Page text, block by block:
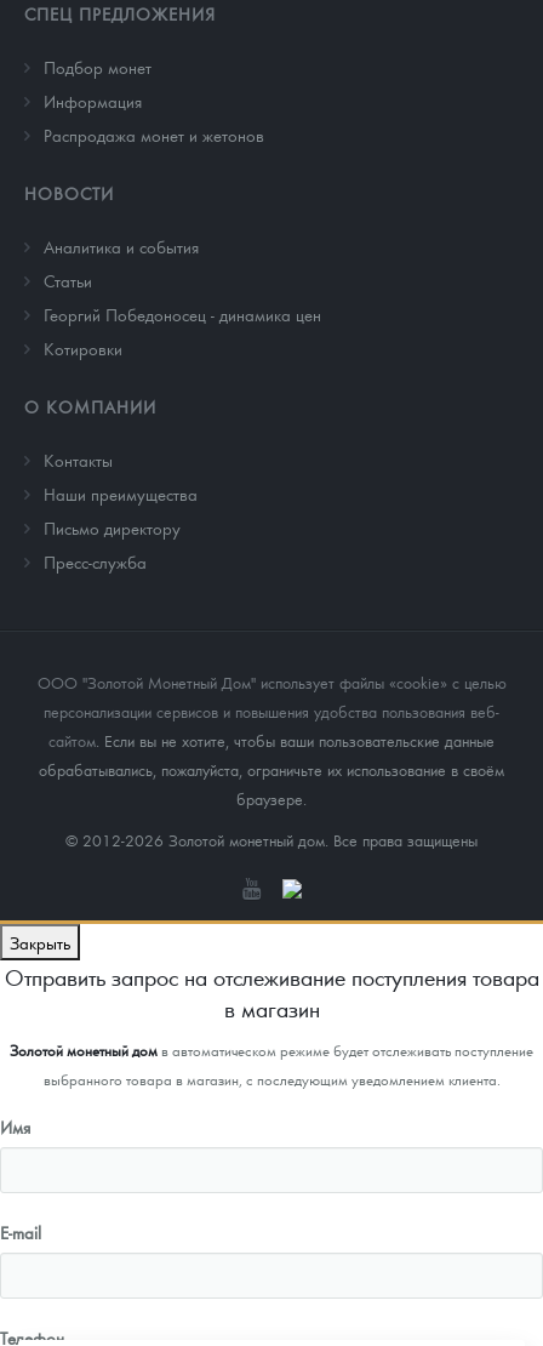
СПЕЦ ПРЕДЛОЖЕНИЯ
Подбор монет
Информация
Распродажа монет и жетонов
НОВОСТИ
Аналитика и события
Cтатьи
Георгий Победоносец - динамика цен
Котировки
О КОМПАНИИ
Контакты
Наши преимущества
Письмо директору
Пресс-служба
ООО "Золотой Монетный Дом" использует файлы «cookie» с целью
персонализации сервисов и повышения удобства пользования веб-
сайтом . Если вы не хотите, чтобы ваши пользовательские данные
обрабатывались, пожалуйста, ограничьте их использование в своём
браузере.
© 2012-2026 Золотой монетный дом. Все права защищены
Закрыть
Отправить запрос на отслеживание поступления товара
в магазин
Золотой монетный домв автоматическом режиме будет отслеживать поступление
выбранного товара в магазин, с последующим уведомлением клиента.
Имя
E-mail
Телефон